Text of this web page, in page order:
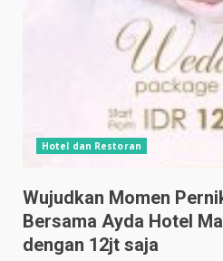
Hotel dan Restoran
Wujudkan Momen
Bersama Ayda Hotel
dengan 12jt saja